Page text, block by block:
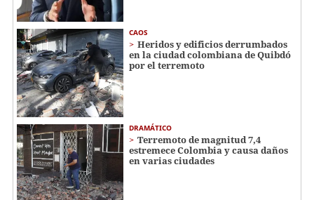
CAOS
Heridos y edificios derrumbados
en la ciudad colombiana de Quibdó
por el terremoto
DRAMÁTICO
Terremoto de magnitud 7,4
estremece Colombia y causa daños
en varias ciudades